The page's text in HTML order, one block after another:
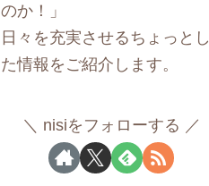
のか！」
日々を充実させるちょっとし
た情報をご紹介します。
nisiをフォローする